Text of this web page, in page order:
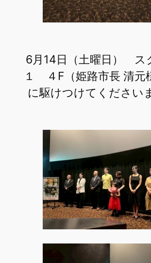
6月14日（土曜日） ス
１ ４F（姫路市長 清元
に駆けつけてください